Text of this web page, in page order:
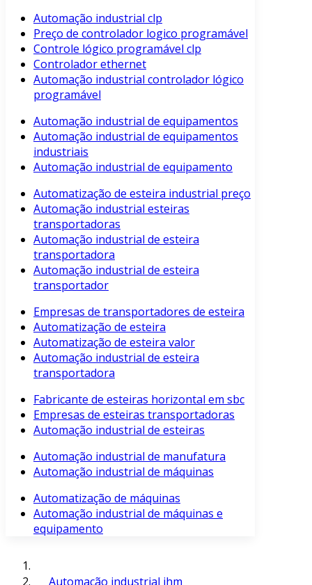
Automação industrial clp
Preço de controlador logico programável
Controle lógico programável clp
Controlador ethernet
Automação industrial controlador lógico
programável
Automação industrial de equipamentos
Automação industrial de equipamentos
industriais
Automação industrial de equipamento
Automatização de esteira industrial preço
Automação industrial esteiras
transportadoras
Automação industrial de esteira
transportadora
Automação industrial de esteira
transportador
Empresas de transportadores de esteira
Automatização de esteira
Automatização de esteira valor
Automação industrial de esteira
transportadora
Fabricante de esteiras horizontal em sbc
Empresas de esteiras transportadoras
Automação industrial de esteiras
Automação industrial de manufatura
Automação industrial de máquinas
Automatização de máquinas
Automação industrial de máquinas e
equipamento
Automação industrial ihm